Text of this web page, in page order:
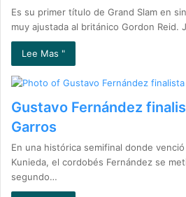
Es su primer título de Grand Slam en
muy ajustada al británico Gordon Reid.
Lee Mas "
Gustavo Fernández
Garros
En una histórica semifinal donde
Kunieda, el cordobés Fernández se
segundo…